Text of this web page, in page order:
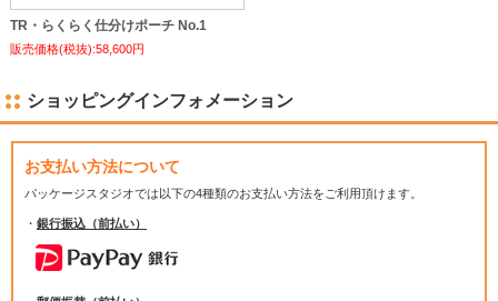
TR・らくらく仕分けポーチ No.1
販売価格(税抜):58,600円
ショッピングインフォメーション
お支払い方法について
パッケージスタジオでは以下の4種類のお支払い方法をご利用頂けます。
・ 銀行振込（前払い）